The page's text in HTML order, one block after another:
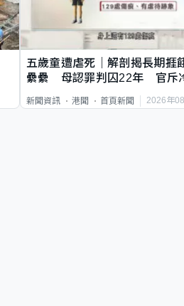
五歲童遭虐死｜解剖揭長期捱
纍纍 母認罪判囚22年 官斥
新聞資訊 港聞 首頁新聞 2026年